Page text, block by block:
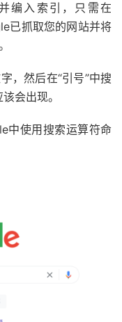
编入索引，只需在
已抓取您的网站并将
，然后在“引号”中搜
会出现。
中使用搜索运算符命